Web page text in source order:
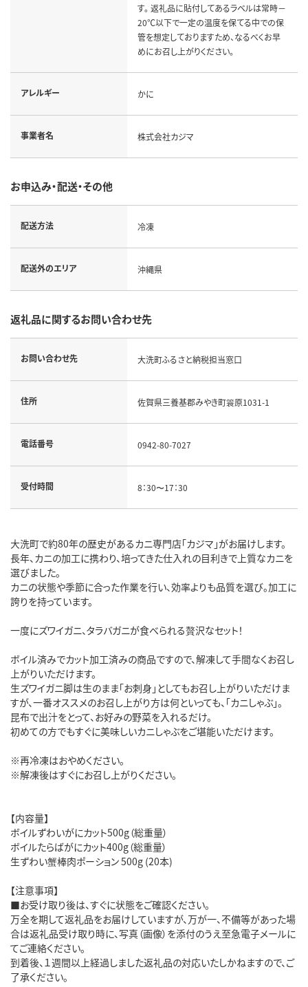
す。 返礼品に貼付してあるラベルは常時－
20℃以下で一定の温度を保てる中での保
管を想定しておりますため、なるべくお早
めにお召し上がりください。
アレルギー かに
事業者名 株式会社カジマ
お申込み・配送・その他
配送方法 冷凍
配送外のエリア 沖縄県
返礼品に関するお問い合わせ先
お問い合わせ先 大洗町ふるさと納税担当窓口
住所 佐賀県三養基郡みやき町簑原1031-1
電話番号 0942-80-7027
受付時間 8：30〜17：30
大洗町で約80年の歴史があるカニ専門店「カジマ」がお届けします。
長年、カニの加工に携わり、培ってきた仕入れの目利きで上質なカニを
選びました。
カニの状態や季節に合った作業を行い、効率よりも品質を選び。加工に
誇りを持っています。
一度にズワイガニ、タラバガニが食べられる贅沢なセット！
ボイル済みでカット加工済みの商品ですので、解凍して手間なくお召し
上がりいただけます。
生ズワイガニ脚は生のまま「お刺身」としてもお召し上がりいただけま
すが、一番オススメのお召し上がり方は何といっても、「カニしゃぶ」。
昆布で出汁をとって、お好みの野菜を入れるだけ。
初めての方でもすぐに美味しいカニしゃぶをご堪能いただけます。
※再冷凍はおやめください。
※解凍後はすぐにお召し上がりください。
【内容量】
ボイルずわいがにカット500g（総重量）
ボイルたらばがにカット400g（総重量）
生ずわい蟹棒肉ポーション 500g (20本)
【注意事項】
■お受け取り後は、すぐに状態をご確認ください。
万全を期して返礼品をお届けしていますが、万が一、不備等があった場
合は返礼品受け取り時に、写真（画像）を添付のうえ至急電子メールに
てご連絡ください。
到着後、１週間以上経過しました返礼品の対応いたしかねますので、ご
了承ください。